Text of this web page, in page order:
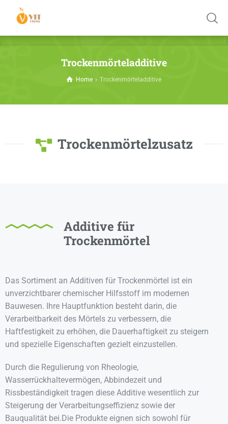
Trockenmörteladditive
Home Trockenmörteladditive
Trockenmörtelzusatz
Additive für
Trockenmörtel
Das Sortiment an Additiven für Trockenmörtel ist ein
unverzichtbarer chemischer Hilfsstoff im modernen
Bauwesen. Ihre Hauptfunktion besteht darin, die
Verarbeitbarkeit des Mörtels zu verbessern, die
Haftfestigkeit zu erhöhen, die Dauerhaftigkeit zu steigern
und spezielle Eigenschaften gezielt einzustellen.
Durch die Regulierung von Rheologie,
Wasserrückhaltevermögen, Abbindezeit und
Rissbeständigkeit tragen diese Additive wesentlich zur
Steigerung der Verarbeitungseffizienz sowie der
Bauqualität bei.Die Produkte eignen sich sowohl für